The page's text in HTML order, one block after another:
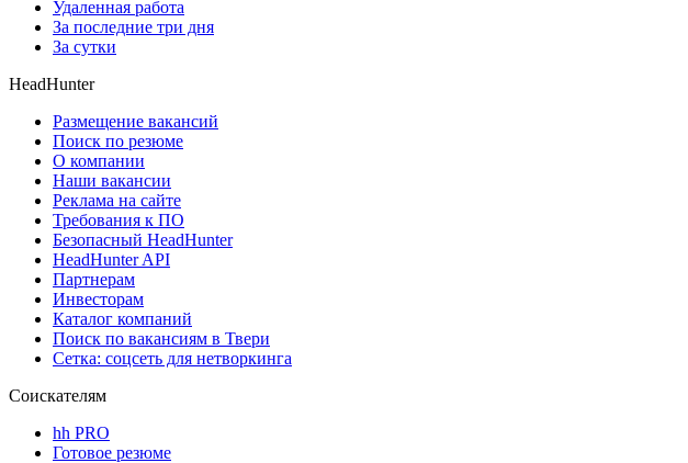
Удаленная работа
За последние три дня
За сутки
HeadHunter
Размещение вакансий
Поиск по резюме
О компании
Наши вакансии
Реклама на сайте
Требования к ПО
Безопасный HeadHunter
HeadHunter API
Партнерам
Инвесторам
Каталог компаний
Поиск по вакансиям в Твери
Сетка: соцсеть для нетворкинга
Соискателям
hh PRO
Готовое резюме